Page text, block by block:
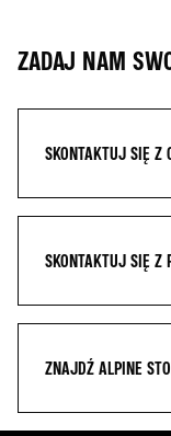
ZADAJ NAM
SKONTAKTUJ SIĘ Z
SKONTAKTUJ SIĘ Z
ZNAJDŹ ALPINE